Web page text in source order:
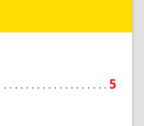
5
Подробнее